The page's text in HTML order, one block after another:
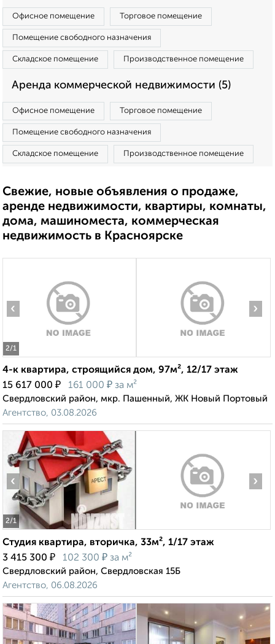
Офисное помещение Торговое помещение
Помещение свободного назначения
Складское помещение Производственное помещение
Аренда коммерческой недвижимости (5)
Офисное помещение Торговое помещение
Помещение свободного назначения
Складское помещение Производственное помещение
Свежие, новые объявления о продаже,
аренде недвижимости, квартиры, комнаты,
дома, машиноместа, коммерческая
недвижимость в Красноярске
2/1
‹ ›
4-к квартира, строящийся дом, 97м², 12/17 этаж
15 617 000 ₽ 161 000 ₽ за м²
Свердловский район, мкр. Пашенный, ЖК Новый Портовый
Агентство, 03.08.2026
2/1
‹ ›
Студия квартира, вторичка, 33м², 1/17 этаж
3 415 300 ₽ 102 300 ₽ за м²
Свердловский район, Свердловская 15Б
Агентство, 06.08.2026